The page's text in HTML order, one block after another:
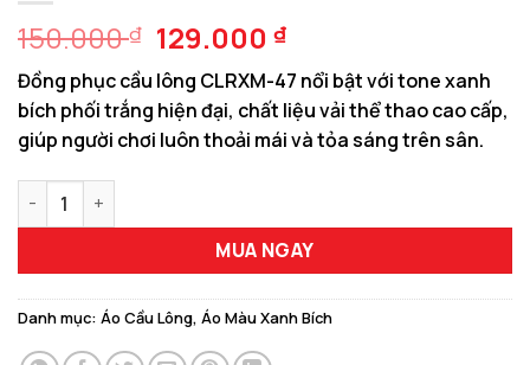
150.000₫ Giá
gốc
là:
150.000 ₫.
129.000₫Giá
hiện
tại
là:
129.000 ₫.
Đồng phục cầu lông CLRXM-47 nổi bật với tone xanh
bích phối trắng hiện đại, chất liệu vải thể thao cao cấp,
giúp người chơi luôn thoải mái và tỏa sáng trên sân.
Đồng Phục Cầu Lông Độc Quyền Mã CLRXM-47 Màu Xanh
MUA NGAY
Danh mục: Áo Cầu Lông, Áo Màu Xanh Bích